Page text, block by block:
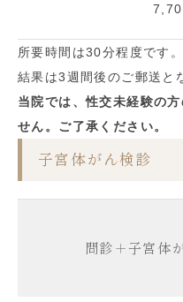
所要時間は30分程度です。
結果は3週間後のご郵送と
当院では、性交未経験の
せん。ご了承ください。
子宮体がん検診
問診＋子宮体